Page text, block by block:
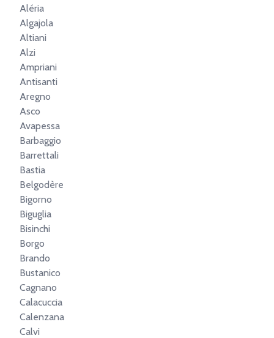
Aléria
Algajola
Altiani
Alzi
Ampriani
Antisanti
Aregno
Asco
Avapessa
Barbaggio
Barrettali
Bastia
Belgodère
Bigorno
Biguglia
Bisinchi
Borgo
Brando
Bustanico
Cagnano
Calacuccia
Calenzana
Calvi